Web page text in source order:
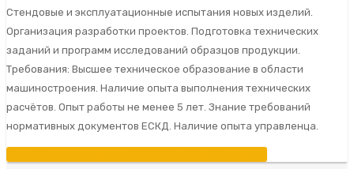
Стендовые и эксплуатационные испытания новых изделий.
Организация разработки проектов. Подготовка технических
заданий и программ исследований образцов продукции.
Требования: Высшее техническое образование в области
машиностроения. Наличие опыта выполнения технических
расчётов. Опыт работы не менее 5 лет. Знание требований
нормативных документов ЕСКД. Наличие опыта управленца.